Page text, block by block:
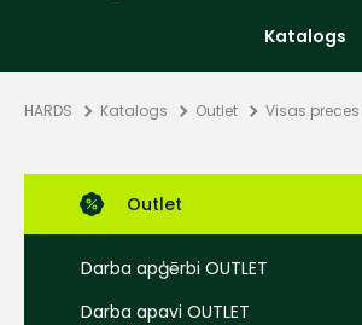
Katalogs
HARDS Katalogs Outlet Visas preces
Outlet
Darba apģērbi OUTLET
Darba apavi OUTLET